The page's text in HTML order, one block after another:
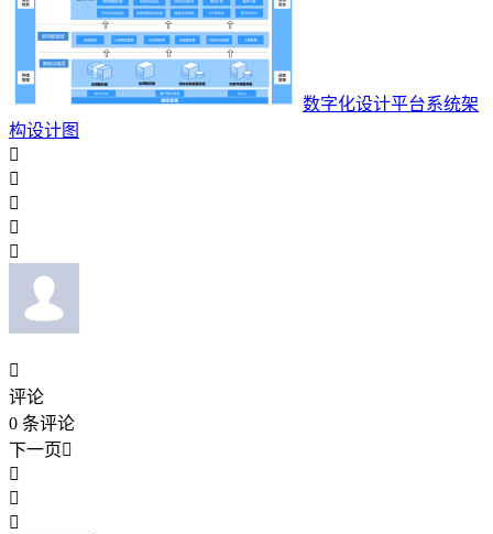
数字化设计平台系统架
构设计图






评论
0 条评论
下一页


